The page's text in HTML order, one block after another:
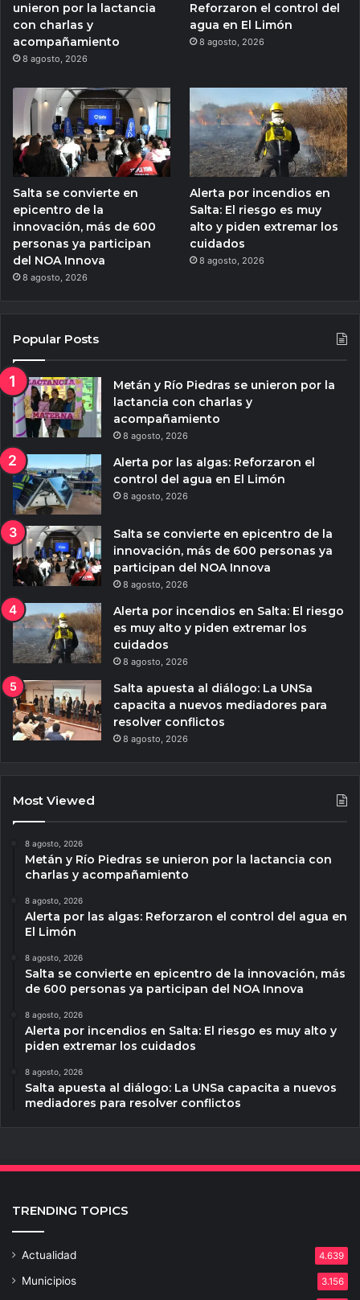
unieron por la lactancia
con charlas y
acompañamiento
8 agosto, 2026
Reforzaron el control del
agua en El Limón
8 agosto, 2026
Salta se convierte en
epicentro de la
innovación, más de 600
personas ya participan
del NOA Innova
8 agosto, 2026
Alerta por incendios en
Salta: El riesgo es muy
alto y piden extremar los
cuidados
8 agosto, 2026
Popular Posts
Metán y Río Piedras se unieron por la
lactancia con charlas y
acompañamiento
8 agosto, 2026
Alerta por las algas: Reforzaron el
control del agua en El Limón
8 agosto, 2026
Salta se convierte en epicentro de la
innovación, más de 600 personas ya
participan del NOA Innova
8 agosto, 2026
Alerta por incendios en Salta: El riesgo
es muy alto y piden extremar los
cuidados
8 agosto, 2026
Salta apuesta al diálogo: La UNSa
capacita a nuevos mediadores para
resolver conflictos
8 agosto, 2026
Most Viewed
8 agosto, 2026
Metán y Río Piedras se unieron por la lactancia con
charlas y acompañamiento
8 agosto, 2026
Alerta por las algas: Reforzaron el control del agua en
El Limón
8 agosto, 2026
Salta se convierte en epicentro de la innovación, más
de 600 personas ya participan del NOA Innova
8 agosto, 2026
Alerta por incendios en Salta: El riesgo es muy alto y
piden extremar los cuidados
8 agosto, 2026
Salta apuesta al diálogo: La UNSa capacita a nuevos
mediadores para resolver conflictos
TRENDING TOPICS
Actualidad 4.639
Municipios 3.156